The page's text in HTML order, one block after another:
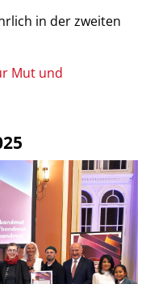
in der zweiten
Mut und